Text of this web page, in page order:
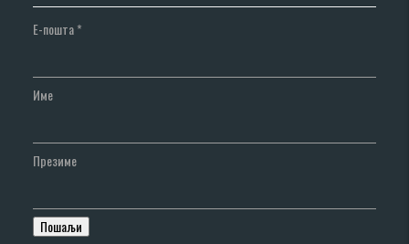
Е-пошта*
Име
Презиме